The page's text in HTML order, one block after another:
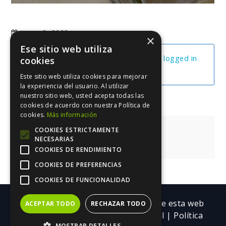
mayo 2, 2022
You cannot view this unit as you're not logged in
Navegación
de
entradas
Página De Autor
El Copy De Tu Libro
Copyright ©| Todos los contenidos de esta web
pertenecen a Trebolarium.Aviso legal | Política
×
Ese sitio web utiliza
cookies
Este sitio web utiliza cookies para mejorar
la experiencia del usuario. Al utilizar
nuestro sitio web, usted acepta todas las
cookies de acuerdo con nuestra Política de
cookies. Más información
COOKIES ESTRICTAMENTE
NECESARIAS
COOKIES DE RENDIMIENTO
COOKIES DE PREFERENCIAS
COOKIES DE FUNCIONALIDAD
ACEPTAR TODO RECHAZAR TODO